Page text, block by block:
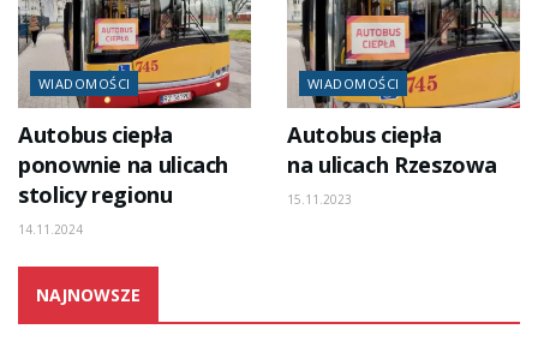
WIADOMOŚCI
Autobus ciepła
ponownie na ulicach
stolicy regionu
14.11.2024
WIADOMOŚCI
Autobus ciepła
na ulicach Rzeszowa
15.11.2023
NAJNOWSZE